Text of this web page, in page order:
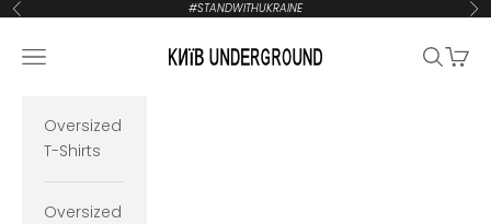
Zum Inhalt springen
Zurück #STANDWITHUKRAINE Vor
KYIVUNDERGROUND
Navigationsmenü öffnen Suche
Oversized
T-Shirts
Oversized